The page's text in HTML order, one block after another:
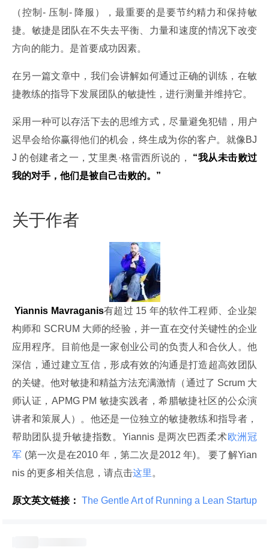
（控制- 压制- 降服），最重要的是要节约精力和保持敏
捷。敏捷是团队在不失去平衡、力量和速度的情况下改变
方向的能力。是首要成功因素。
在另一篇文章中，我们会讲解如何通过正确的训练，在敏
捷教练的指导下发展团队的敏捷性，进行测量并维持它。
采用一种可以存活下去的思维方式，尽量避免犯错，用户
迟早会给你赢得他们的机会，终生成为你的客户。就像BJ
J 的创建者之一，艾里奥·格雷西所说的， “我从未击败过
我的对手，他们是被自己击败的。”
关于作者
Yiannis Mavraganis有超过 15 年的软件工程师、企业架
构师和 SCRUM 大师的经验，并一直在交付关键性的企业
应用程序。目前他是一家创业公司的负责人和合伙人。他
深信，通过建立互信，形成有效的沟通是打造超高效团队
的关键。他对敏捷和精益方法充满激情（通过了 Scrum 大
师认证，APMG PM 敏捷实践者，希腊敏捷社区的公众演
讲者和策展人）。他还是一位独立的敏捷教练和指导者，
帮助团队提升敏捷指数。Yiannis 是两次巴西柔术欧洲冠
军 (第一次是在2010 年，第二次是2012 年)。 要了解Yian
nis 的更多相关信息，请点击这里 。
原文英文链接：